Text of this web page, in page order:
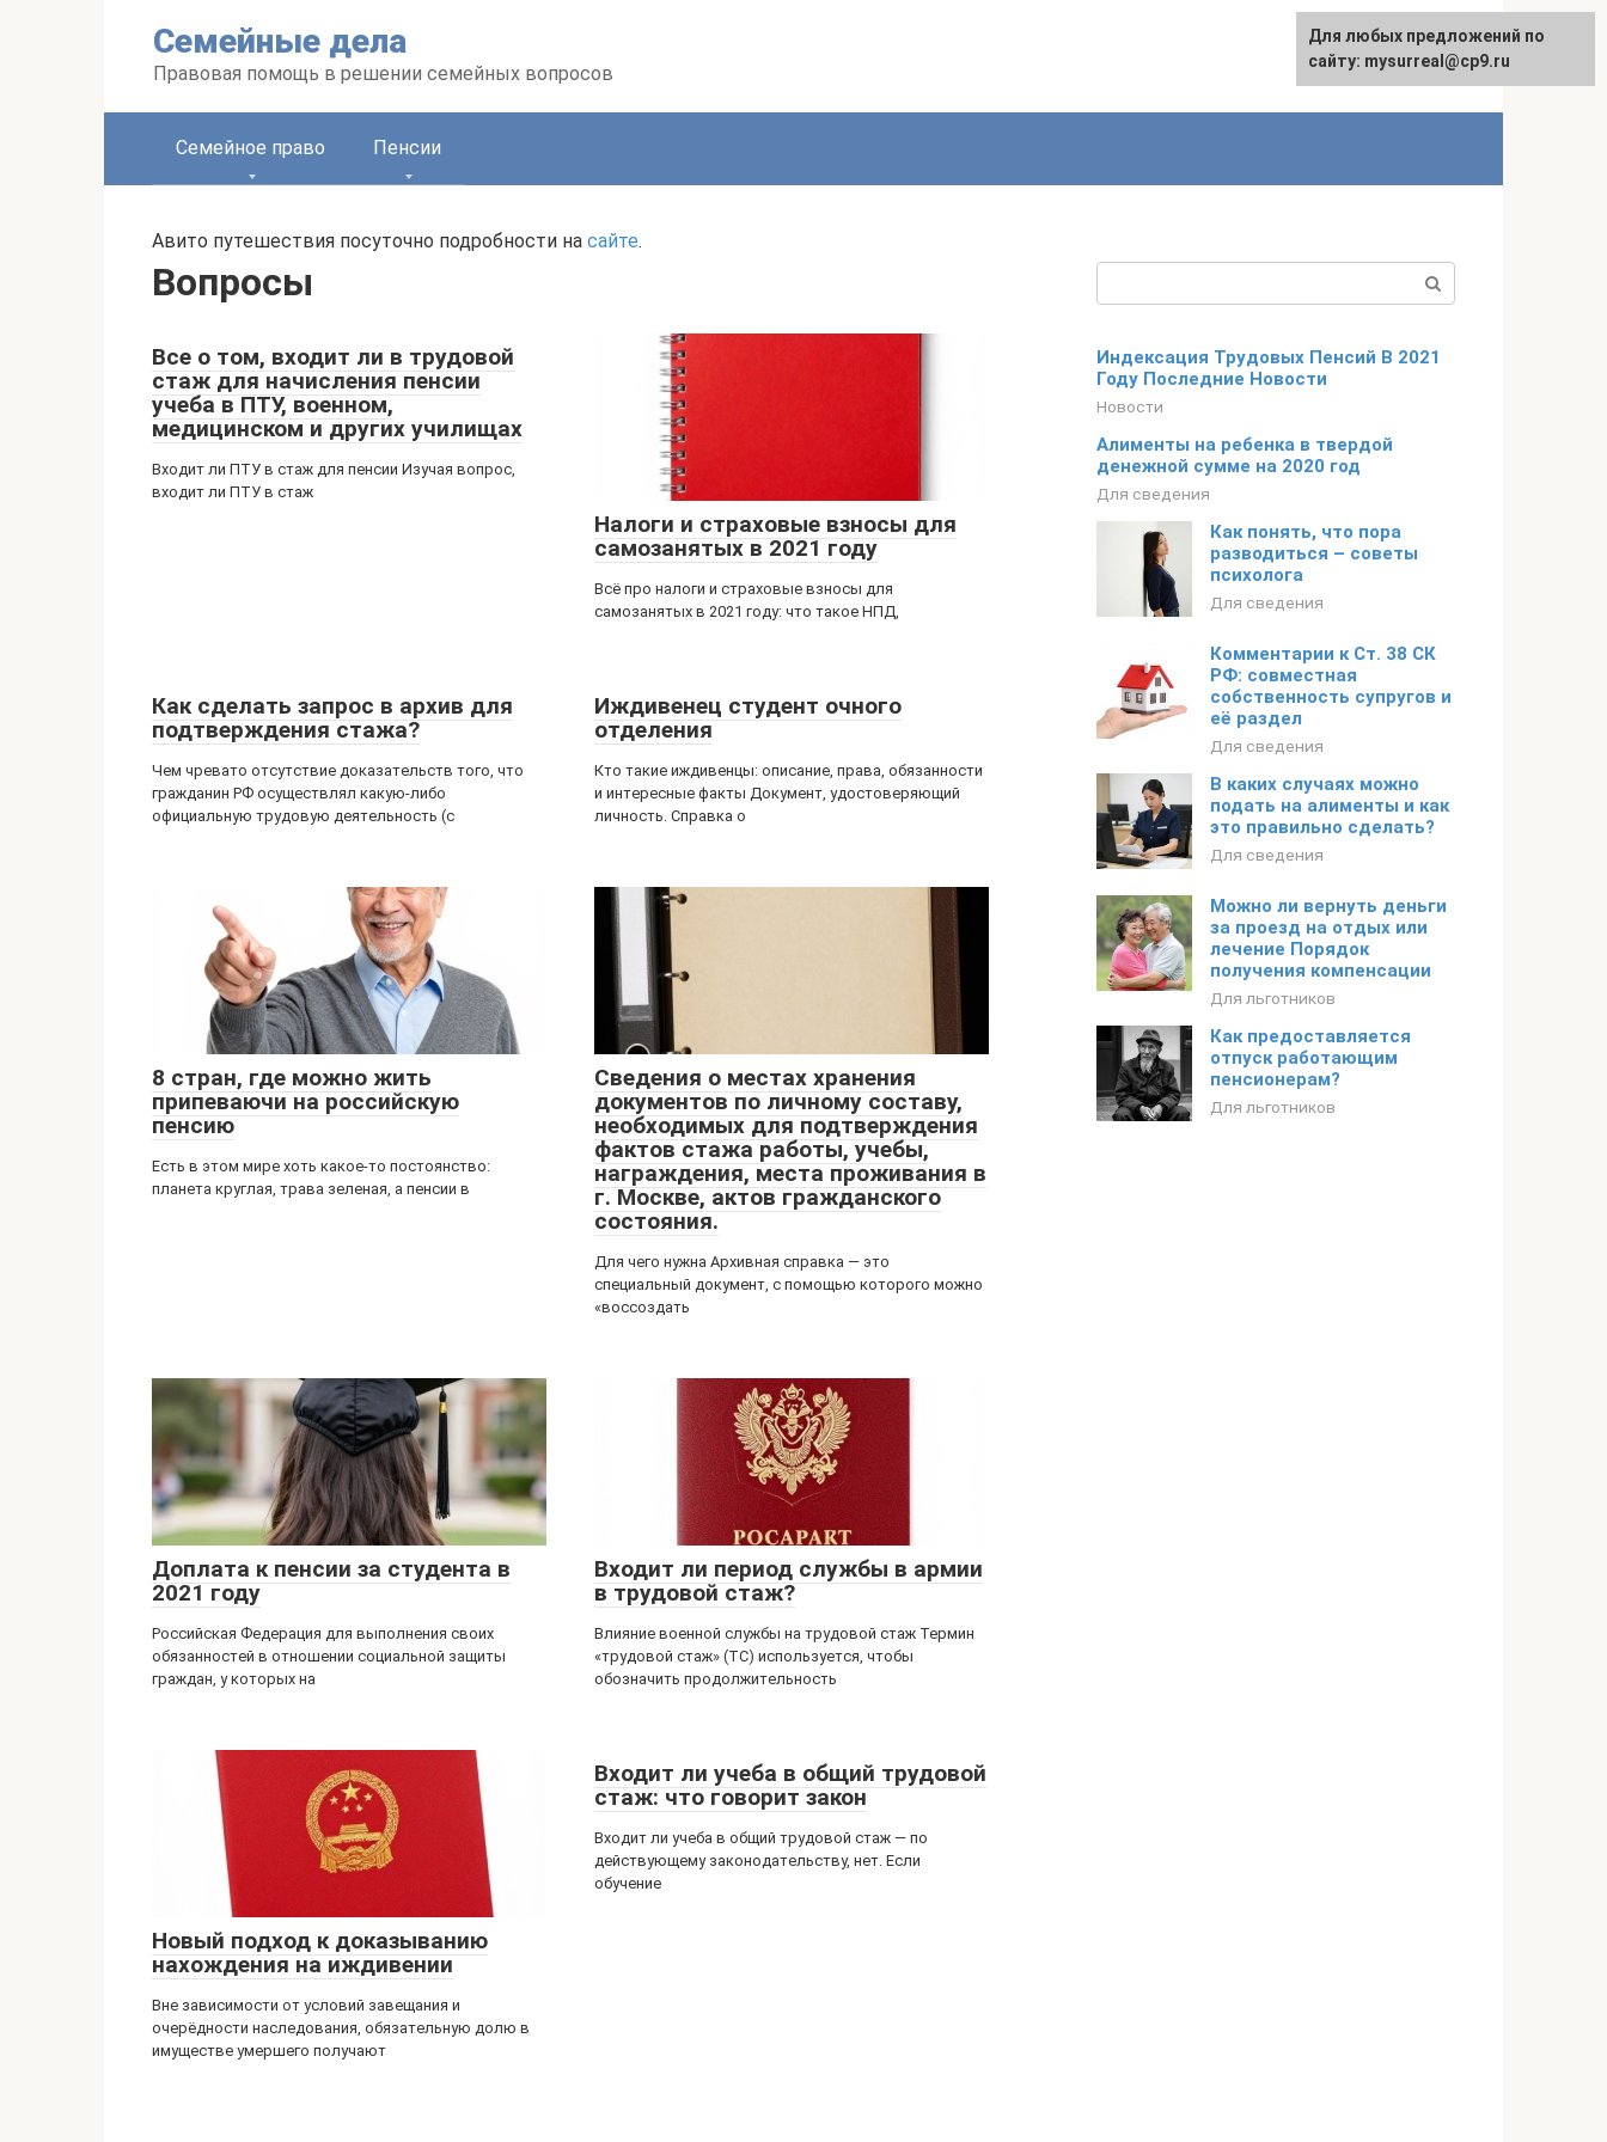
Семейные дела
Правовая помощь в решении семейных вопросов
Семейное право Пенсии
Авито путешествия посуточно подробности на сайте.
Вопросы
Все о том, входит ли в трудовой
стаж для начисления пенсии
учеба в ПТУ, военном,
медицинском и других училищах
Входит ли ПТУ в стаж для пенсии Изучая вопрос,
входит ли ПТУ в стаж
Налоги и страховые взносы для
самозанятых в 2021 году
Всё про налоги и страховые взносы для
самозанятых в 2021 году: что такое НПД,
Как сделать запрос в архив для
подтверждения стажа?
Чем чревато отсутствие доказательств того, что
гражданин РФ осуществлял какую-либо
официальную трудовую деятельность (с
Иждивенец студент очного
отделения
Кто такие иждивенцы: описание, права, обязанности
и интересные факты Документ, удостоверяющий
личность. Справка о
8 стран, где можно жить
припеваючи на российскую
пенсию
Есть в этом мире хоть какое-то постоянство:
планета круглая, трава зеленая, а пенсии в
Сведения о местах хранения
документов по личному составу,
необходимых для подтверждения
фактов стажа работы, учебы,
награждения, места проживания в
г. Москве, актов гражданского
состояния.
Для чего нужна Архивная справка — это
специальный документ, с помощью которого можно
«воссоздать
Доплата к пенсии за студента в
2021 году
Российская Федерация для выполнения своих
обязанностей в отношении социальной защиты
граждан, у которых на
Входит ли период службы в армии
в трудовой стаж?
Влияние военной службы на трудовой стаж Термин
«трудовой стаж» (ТС) используется, чтобы
обозначить продолжительность
Новый подход к доказыванию
нахождения на иждивении
Вне зависимости от условий завещания и
очерёдности наследования, обязательную долю в
имуществе умершего получают
Входит ли учеба в общий трудовой
стаж: что говорит закон
Входит ли учеба в общий трудовой стаж — по
действующему законодательству, нет. Если
обучение
Индексация Трудовых Пенсий В 2021
Году Последние Новости
Новости
Алименты на ребенка в твердой
денежной сумме на 2020 год
Для сведения
Как понять, что пора
разводиться – советы
психолога
Для сведения
Комментарии к Ст. 38 СК
РФ: совместная
собственность супругов и
её раздел
Для сведения
В каких случаях можно
подать на алименты и как
это правильно сделать?
Для сведения
Можно ли вернуть деньги
за проезд на отдых или
лечение Порядок
получения компенсации
Для льготников
Как предоставляется
отпуск работающим
пенсионерам?
Для льготников
Для любых предложений по
сайту: mysurreal@cp9.ru